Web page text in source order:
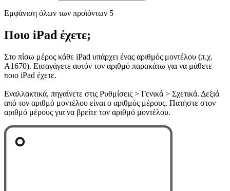
Εμφάνιση όλων των προϊόντων 5
Ποιο iPad έχετε;
Στο πίσω μέρος κάθε iPad υπάρχει ένας αριθμός μοντέλου (π.χ.
A1670). Εισαγάγετε αυτόν τον αριθμό παρακάτω για να μάθετε
ποιο iPad έχετε.
Εναλλακτικά, πηγαίνετε στις Ρυθμίσεις > Γενικά > Σχετικά. Δεξιά
από τον αριθμό μοντέλου είναι ο αριθμός μέρους. Πατήστε στον
αριθμό μέρους για να βρείτε τον αριθμό μοντέλου.